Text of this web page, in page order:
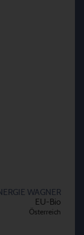
WAGNER
EU-Bio
Österreich